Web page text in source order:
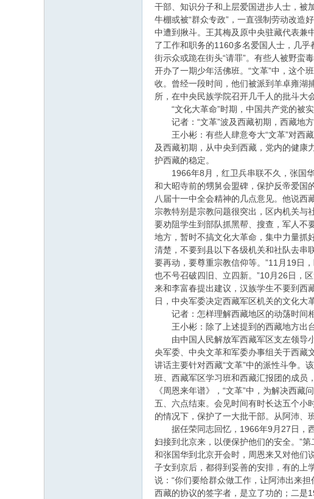
干部、知识分子和上层爱国进步人士，被
牛棚或被“群众专政”，一直强制劳动改造
中遭到揪斗。王其梅及原中央驻藏代表兼
了工作和职务的1160多名爱国人士，几乎
街示众或跪在街头“请罪”。有些人被野蛮
开办了一期少年活佛班。“文革”中，这个
收。曾经一段时间，他们被派到羊卓雍湖
所，在中央民族学院召开几千人的批斗大
“文化大革命”时期，中国共产党的被实
记者：“文革”波及西藏初期，西藏地方
王小彬：有些人肆意夸大“文革”对西藏
及西藏初期，从中央到西藏，党内的健康
护西藏的稳定。
1966年8月，红卫兵串联不久，张国华
和大昭寺前的甥舅会盟碑，保护反帝爱国
八届十一中全会精神的几点意见。他说西
宗教特别是宗教问题很突出，区内机关与
要劝阻学生到部队抓黑帮、搜查，军人不
地方，暂时不搞文化大革命，集中力量抓
清楚，不要到县以下各级机关和社队去串
要再动，要尊重宗教信仰等。”11月19日
也不号召破四旧、立四新。”10月26日，
来和李富春提出建议，汉族学生不要到西
日，中央军委决定西藏军区机关的文化大
记者：怎样理解西藏地区的动荡时间相
王小彬：除了上述提到的西藏地方出台
由中国人民解放军西藏军区支左领导小
央军委、中央文革和军委办事组关于西藏
讲话主要针对西藏“文革”中的派性斗争。
班、西藏军区学习班和西藏汇报团的成员
《周恩来年谱》，“文革”中，为解决西
五、六点结束。会见时间有时长达五个小
的情况下，保护了一大批干部。从阿沛、
据任荣同志回忆，1966年9月27日，西
妇接到北京来，以便保护他们的安全。”
和张国华到北京开会时，周恩来又对他们
子女到京后，都得到妥善的安排，有的上
说：“你们要给群众做工作，让阿沛出来
西藏的协议的签字者，是立了功的；二是